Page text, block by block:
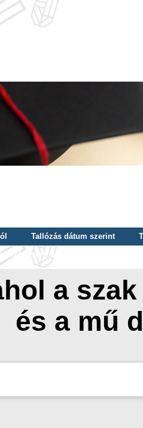
Tallózás dátum szerint
nyelv szerint
a
és a mű